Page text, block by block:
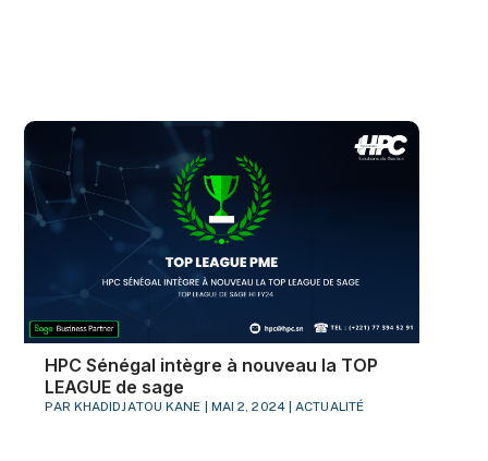
HPC Sénégal intègre à nouveau la TOP
LEAGUE de sage
PAR KHADIDJATOU KANE | MAI 2, 2024|ACTUALITÉ